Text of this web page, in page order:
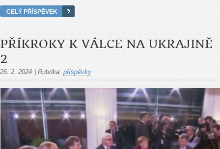
CELÝ PŘÍSPĚVEK
PŘÍKROKY K VÁLCE NA UKRAJINĚ
2
26. 2. 2024 Rubrika: příspěvky